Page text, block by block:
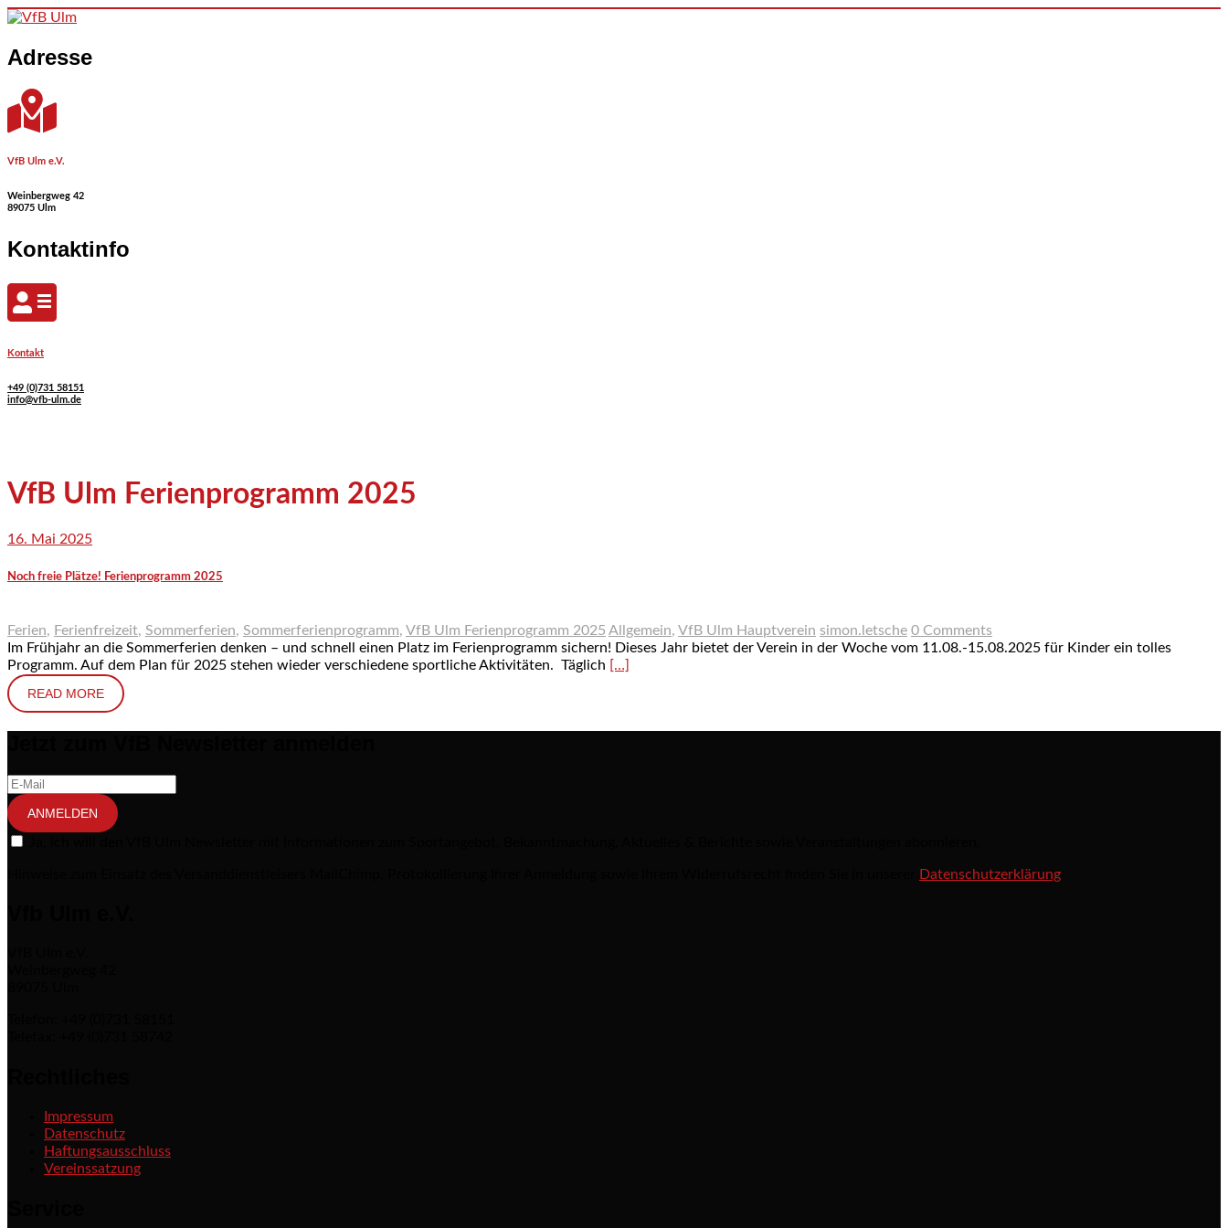
Skip to content
Adresse
VfB Ulm e.V.
Weinbergweg 42
89075 Ulm
Kontaktinfo
Kontakt
+49 (0)731 58151
info@vfb-ulm.de
VfB Ulm Ferienprogramm 2025
16. Mai 2025
Noch freie Plätze! Ferienprogramm 2025
Ferien, Ferienfreizeit, Sommerferien, Sommerferienprogramm, VfB Ulm Ferienprogramm 2025 Allgemein, VfB Ulm Hauptverein simon.letsche 0 Comments
Im Frühjahr an die Sommerferien denken – und schnell einen Platz im Ferienprogramm sichern! Dieses Jahr bietet der Verein in der Woche vom 11.08.-15.08.2025 für Kinder ein tolles
Programm. Auf dem Plan für 2025 stehen wieder verschiedene sportliche Aktivitäten. Täglich […]
READ MORE
ANMELDEN
Datenschutzerklärung
Impressum
Datenschutz
Haftungsausschluss
Vereinssatzung